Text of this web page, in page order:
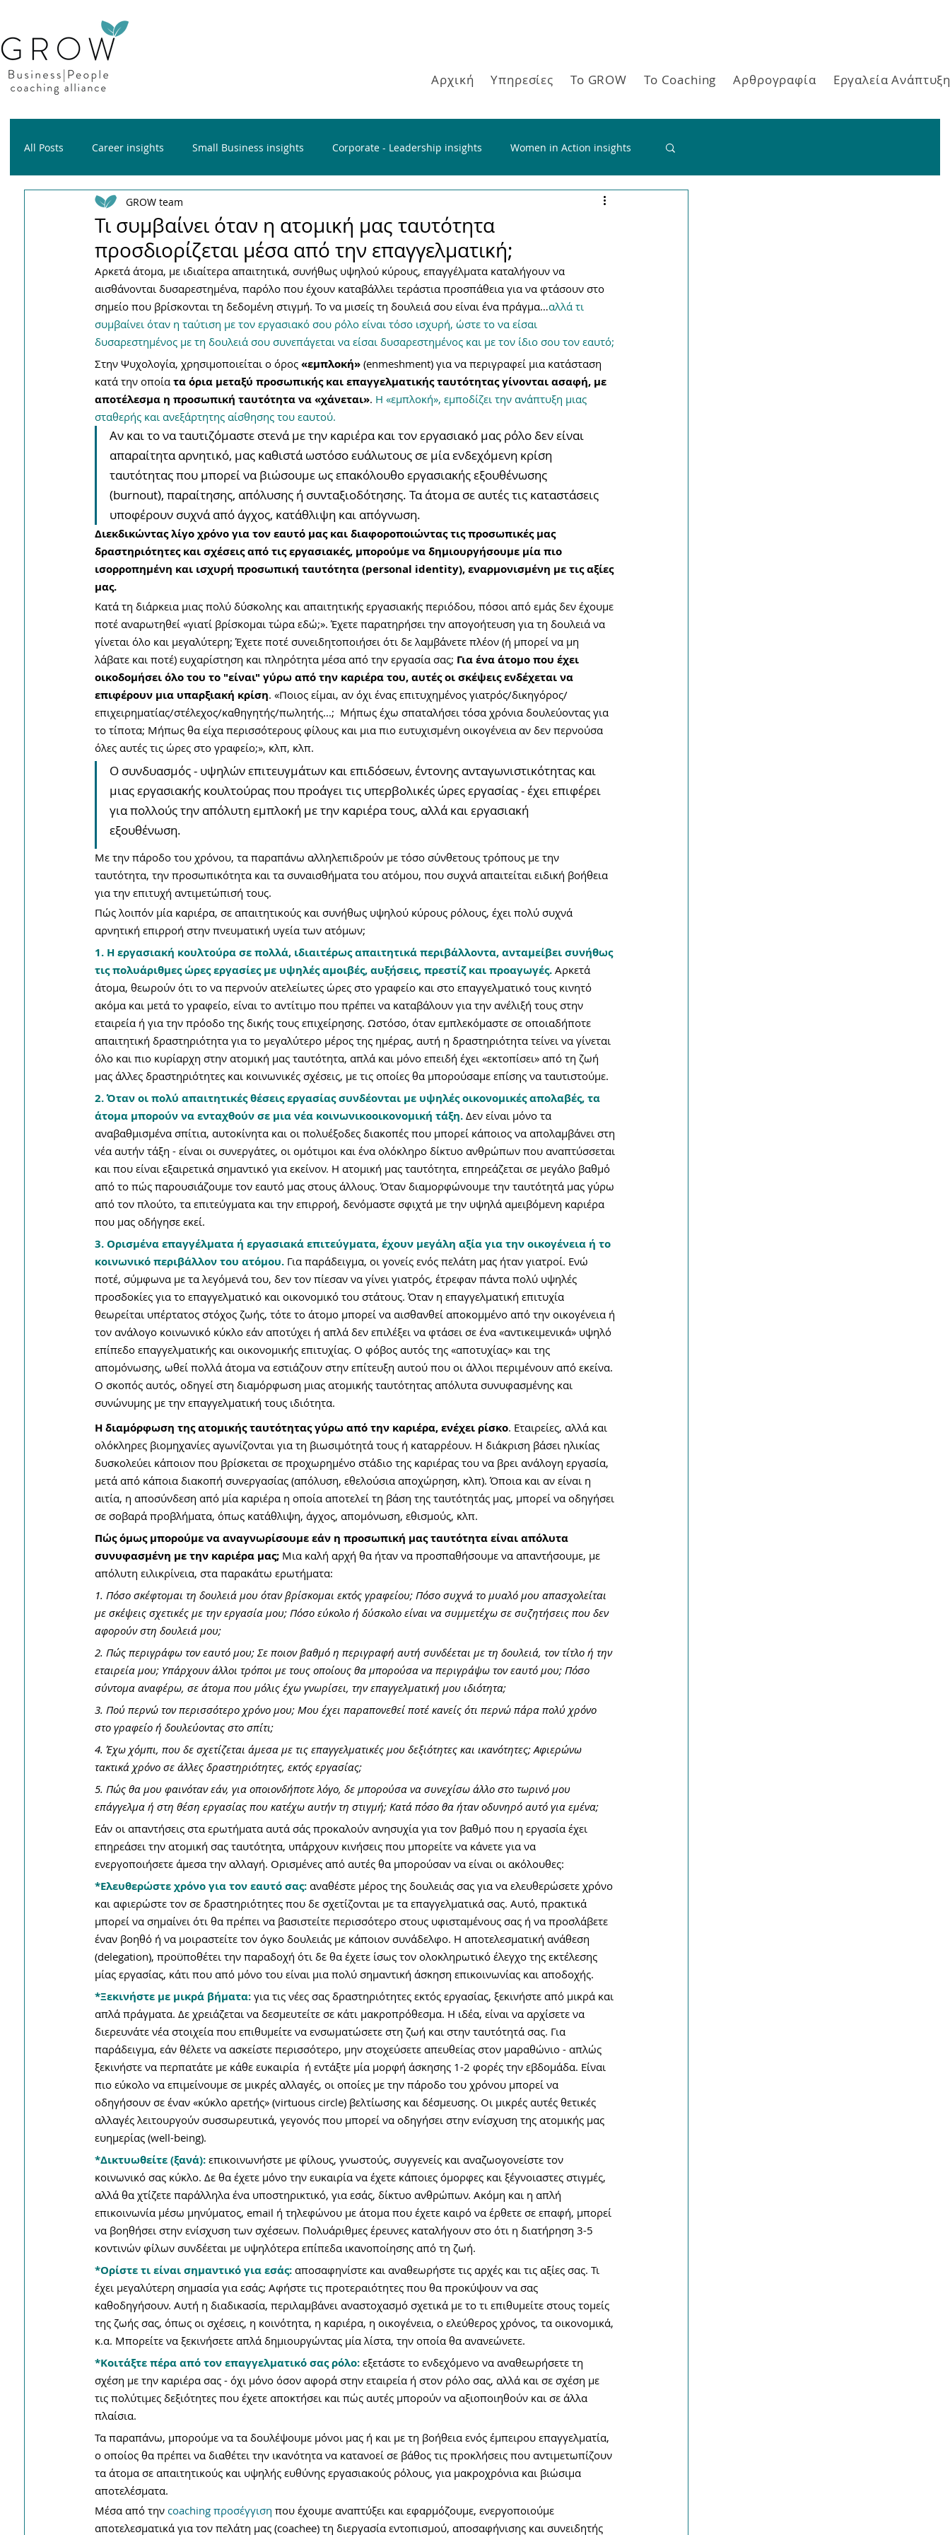
Αρχική Υπηρεσίες Το GROW Το Coaching Αρθρογραφία Εργαλεία
All Posts Career insights Small Business insights Corporate - Leadership insights Women in Action insights
Growth insights Wellness insights
Τι συμβαίνει όταν η ατομική μας ταυτότητα
προσδιορίζεται μέσα από την επαγγελματική;
GROW team
Αρκετά άτομα, με ιδιαίτερα απαιτητικά, συνήθως υψηλού κύρους, επαγγέλματα καταλήγουν να
αισθάνονται δυσαρεστημένα, παρόλο που έχουν καταβάλλει τεράστια προσπάθεια για να φτάσουν στο
σημείο που βρίσκονται τη δεδομένη στιγμή. Το να μισείς τη δουλειά σου είναι ένα πράγμα…αλλά τι
συμβαίνει όταν η ταύτιση με τον εργασιακό σου ρόλο είναι τόσο ισχυρή, ώστε το να είσαι
δυσαρεστημένος με τη δουλειά σου συνεπάγεται να είσαι δυσαρεστημένος και με τον ίδιο σου τον εαυτό;
Στην Ψυχολογία, χρησιμοποιείται ο όρος «εμπλοκή» (enmeshment) για να περιγραφεί μια κατάσταση
κατά την οποία τα όρια μεταξύ προσωπικής και επαγγελματικής ταυτότητας γίνονται ασαφή, με
αποτέλεσμα η προσωπική ταυτότητα να «χάνεται». Η «εμπλοκή», εμποδίζει την ανάπτυξη μιας
σταθερής και ανεξάρτητης αίσθησης του εαυτού.
Αν και το να ταυτιζόμαστε στενά με την καριέρα και τον εργασιακό μας ρόλο δεν είναι
απαραίτητα αρνητικό, μας καθιστά ωστόσο ευάλωτους σε μία ενδεχόμενη κρίση
ταυτότητας που μπορεί να βιώσουμε ως επακόλουθο εργασιακής εξουθένωσης
(burnout), παραίτησης, απόλυσης ή συνταξιοδότησης. Τα άτομα σε αυτές τις καταστάσεις
υποφέρουν συχνά από άγχος, κατάθλιψη και απόγνωση.
Διεκδικώντας λίγο χρόνο για τον εαυτό μας και διαφοροποιώντας τις προσωπικές μας
δραστηριότητες και σχέσεις από τις εργασιακές, μπορούμε να δημιουργήσουμε μία πιο
ισορροπημένη και ισχυρή προσωπική ταυτότητα (personal identity), εναρμονισμένη με τις αξίες
μας.
Κατά τη διάρκεια μιας πολύ δύσκολης και απαιτητικής εργασιακής περιόδου, πόσοι από εμάς δεν έχουμε
ποτέ αναρωτηθεί «γιατί βρίσκομαι τώρα εδώ;». Έχετε παρατηρήσει την απογοήτευση για τη δουλειά να
γίνεται όλο και μεγαλύτερη; Έχετε ποτέ συνειδητοποιήσει ότι δε λαμβάνετε πλέον (ή μπορεί να μη
λάβατε και ποτέ) ευχαρίστηση και πληρότητα μέσα από την εργασία σας; Για ένα άτομο που έχει
οικοδομήσει όλο του το "είναι" γύρω από την καριέρα του, αυτές οι σκέψεις ενδέχεται να
επιφέρουν μια υπαρξιακή κρίση. «Ποιος είμαι, αν όχι ένας επιτυχημένος γιατρός/δικηγόρος/
επιχειρηματίας/στέλεχος/καθηγητής/πωλητής...;  Μήπως έχω σπαταλήσει τόσα χρόνια δουλεύοντας για
το τίποτα; Μήπως θα είχα περισσότερους φίλους και μια πιο ευτυχισμένη οικογένεια αν δεν περνούσα
όλες αυτές τις ώρες στο γραφείο;», κλπ, κλπ.
Ο συνδυασμός - υψηλών επιτευγμάτων και επιδόσεων, έντονης ανταγωνιστικότητας και
μιας εργασιακής κουλτούρας που προάγει τις υπερβολικές ώρες εργασίας - έχει επιφέρει
για πολλούς την απόλυτη εμπλοκή με την καριέρα τους, αλλά και εργασιακή
εξουθένωση.
Με την πάροδο του χρόνου, τα παραπάνω αλληλεπιδρούν με τόσο σύνθετους τρόπους με την
ταυτότητα, την προσωπικότητα και τα συναισθήματα του ατόμου, που συχνά απαιτείται ειδική βοήθεια
για την επιτυχή αντιμετώπισή τους.
Πώς λοιπόν μία καριέρα, σε απαιτητικούς και συνήθως υψηλού κύρους ρόλους, έχει πολύ συχνά
αρνητική επιρροή στην πνευματική υγεία των ατόμων;
1. Η εργασιακή κουλτούρα σε πολλά, ιδιαιτέρως απαιτητικά περιβάλλοντα, ανταμείβει συνήθως
τις πολυάριθμες ώρες εργασίες με υψηλές αμοιβές, αυξήσεις, πρεστίζ και προαγωγές. Αρκετά
άτομα, θεωρούν ότι το να περνούν ατελείωτες ώρες στο γραφείο και στο επαγγελματικό τους κινητό
ακόμα και μετά το γραφείο, είναι το αντίτιμο που πρέπει να καταβάλουν για την ανέλιξή τους στην
εταιρεία ή για την πρόοδο της δικής τους επιχείρησης. Ωστόσο, όταν εμπλεκόμαστε σε οποιαδήποτε
απαιτητική δραστηριότητα για το μεγαλύτερο μέρος της ημέρας, αυτή η δραστηριότητα τείνει να γίνεται
όλο και πιο κυρίαρχη στην ατομική μας ταυτότητα, απλά και μόνο επειδή έχει «εκτοπίσει» από τη ζωή
μας άλλες δραστηριότητες και κοινωνικές σχέσεις, με τις οποίες θα μπορούσαμε επίσης να ταυτιστούμε.
2. Όταν οι πολύ απαιτητικές θέσεις εργασίας συνδέονται με υψηλές οικονομικές απολαβές, τα
άτομα μπορούν να ενταχθούν σε μια νέα κοινωνικοοικονομική τάξη. Δεν είναι μόνο τα
αναβαθμισμένα σπίτια, αυτοκίνητα και οι πολυέξοδες διακοπές που μπορεί κάποιος να απολαμβάνει στη
νέα αυτήν τάξη - είναι οι συνεργάτες, οι ομότιμοι και ένα ολόκληρο δίκτυο ανθρώπων που αναπτύσσεται
και που είναι εξαιρετικά σημαντικό για εκείνον. Η ατομική μας ταυτότητα, επηρεάζεται σε μεγάλο βαθμό
από το πώς παρουσιάζουμε τον εαυτό μας στους άλλους. Όταν διαμορφώνουμε την ταυτότητά μας γύρω
από τον πλούτο, τα επιτεύγματα και την επιρροή, δενόμαστε σφιχτά με την υψηλά αμειβόμενη καριέρα
που μας οδήγησε εκεί.
3. Ορισμένα επαγγέλματα ή εργασιακά επιτεύγματα, έχουν μεγάλη αξία για την οικογένεια ή το
κοινωνικό περιβάλλον του ατόμου. Για παράδειγμα, οι γονείς ενός πελάτη μας ήταν γιατροί. Ενώ
ποτέ, σύμφωνα με τα λεγόμενά του, δεν τον πίεσαν να γίνει γιατρός, έτρεφαν πάντα πολύ υψηλές
προσδοκίες για το επαγγελματικό και οικονομικό του στάτους. Όταν η επαγγελματική επιτυχία
θεωρείται υπέρτατος στόχος ζωής, τότε το άτομο μπορεί να αισθανθεί αποκομμένο από την οικογένεια ή
τον ανάλογο κοινωνικό κύκλο εάν αποτύχει ή απλά δεν επιλέξει να φτάσει σε ένα «αντικειμενικά» υψηλό
επίπεδο επαγγελματικής και οικονομικής επιτυχίας. Ο φόβος αυτός της «αποτυχίας» και της
απομόνωσης, ωθεί πολλά άτομα να εστιάζουν στην επίτευξη αυτού που οι άλλοι περιμένουν από εκείνα.
Ο σκοπός αυτός, οδηγεί στη διαμόρφωση μιας ατομικής ταυτότητας απόλυτα συνυφασμένης και
συνώνυμης με την επαγγελματική τους ιδιότητα.
Η διαμόρφωση της ατομικής ταυτότητας γύρω από την καριέρα, ενέχει ρίσκο. Εταιρείες, αλλά και
ολόκληρες βιομηχανίες αγωνίζονται για τη βιωσιμότητά τους ή καταρρέουν. Η διάκριση βάσει ηλικίας
δυσκολεύει κάποιον που βρίσκεται σε προχωρημένο στάδιο της καριέρας του να βρει ανάλογη εργασία,
μετά από κάποια διακοπή συνεργασίας (απόλυση, εθελούσια αποχώρηση, κλπ). Όποια και αν είναι η
αιτία, η αποσύνδεση από μία καριέρα η οποία αποτελεί τη βάση της ταυτότητάς μας, μπορεί να οδηγήσει
σε σοβαρά προβλήματα, όπως κατάθλιψη, άγχος, απομόνωση, εθισμούς, κλπ.
Πώς όμως μπορούμε να αναγνωρίσουμε εάν η προσωπική μας ταυτότητα είναι απόλυτα
συνυφασμένη με την καριέρα μας; Μια καλή αρχή θα ήταν να προσπαθήσουμε να απαντήσουμε, με
απόλυτη ειλικρίνεια, στα παρακάτω ερωτήματα:
1. Πόσο σκέφτομαι τη δουλειά μου όταν βρίσκομαι εκτός γραφείου; Πόσο συχνά το μυαλό μου απασχολείται
με σκέψεις σχετικές με την εργασία μου; Πόσο εύκολο ή δύσκολο είναι να συμμετέχω σε συζητήσεις που δεν
αφορούν στη δουλειά μου;
2. Πώς περιγράφω τον εαυτό μου; Σε ποιον βαθμό η περιγραφή αυτή συνδέεται με τη δουλειά, τον τίτλο ή την
εταιρεία μου; Υπάρχουν άλλοι τρόποι με τους οποίους θα μπορούσα να περιγράψω τον εαυτό μου; Πόσο
σύντομα αναφέρω, σε άτομα που μόλις έχω γνωρίσει, την επαγγελματική μου ιδιότητα;
3. Πού περνώ τον περισσότερο χρόνο μου; Μου έχει παραπονεθεί ποτέ κανείς ότι περνώ πάρα πολύ χρόνο
στο γραφείο ή δουλεύοντας στο σπίτι;
4. Έχω χόμπι, που δε σχετίζεται άμεσα με τις επαγγελματικές μου δεξιότητες και ικανότητες; Αφιερώνω
τακτικά χρόνο σε άλλες δραστηριότητες, εκτός εργασίας;
5. Πώς θα μου φαινόταν εάν, για οποιονδήποτε λόγο, δε μπορούσα να συνεχίσω άλλο στο τωρινό μου
επάγγελμα ή στη θέση εργασίας που κατέχω αυτήν τη στιγμή; Κατά πόσο θα ήταν οδυνηρό αυτό για εμένα;
Εάν οι απαντήσεις στα ερωτήματα αυτά σάς προκαλούν ανησυχία για τον βαθμό που η εργασία έχει
επηρεάσει την ατομική σας ταυτότητα, υπάρχουν κινήσεις που μπορείτε να κάνετε για να
ενεργοποιήσετε άμεσα την αλλαγή. Ορισμένες από αυτές θα μπορούσαν να είναι οι ακόλουθες:
*Ελευθερώστε χρόνο για τον εαυτό σας: αναθέστε μέρος της δουλειάς σας για να ελευθερώσετε χρόνο
και αφιερώστε τον σε δραστηριότητες που δε σχετίζονται με τα επαγγελματικά σας. Αυτό, πρακτικά
μπορεί να σημαίνει ότι θα πρέπει να βασιστείτε περισσότερο στους υφισταμένους σας ή να προσλάβετε
έναν βοηθό ή να μοιραστείτε τον όγκο δουλειάς με κάποιον συνάδελφο. Η αποτελεσματική ανάθεση
(delegation), προϋποθέτει την παραδοχή ότι δε θα έχετε ίσως τον ολοκληρωτικό έλεγχο της εκτέλεσης
μίας εργασίας, κάτι που από μόνο του είναι μια πολύ σημαντική άσκηση επικοινωνίας και αποδοχής.
*Ξεκινήστε με μικρά βήματα: για τις νέες σας δραστηριότητες εκτός εργασίας, ξεκινήστε από μικρά και
απλά πράγματα. Δε χρειάζεται να δεσμευτείτε σε κάτι μακροπρόθεσμα. Η ιδέα, είναι να αρχίσετε να
διερευνάτε νέα στοιχεία που επιθυμείτε να ενσωματώσετε στη ζωή και στην ταυτότητά σας. Για
παράδειγμα, εάν θέλετε να ασκείστε περισσότερο, μην στοχεύσετε απευθείας στον μαραθώνιο - απλώς
ξεκινήστε να περπατάτε με κάθε ευκαιρία  ή εντάξτε μία μορφή άσκησης 1-2 φορές την εβδομάδα. Είναι
πιο εύκολο να επιμείνουμε σε μικρές αλλαγές, οι οποίες με την πάροδο του χρόνου μπορεί να
οδηγήσουν σε έναν «κύκλο αρετής» (virtuous circle) βελτίωσης και δέσμευσης. Οι μικρές αυτές θετικές
αλλαγές λειτουργούν συσσωρευτικά, γεγονός που μπορεί να οδηγήσει στην ενίσχυση της ατομικής μας
ευημερίας (well-being).
*Δικτυωθείτε (ξανά): επικοινωνήστε με φίλους, γνωστούς, συγγενείς και αναζωογονείστε τον
κοινωνικό σας κύκλο. Δε θα έχετε μόνο την ευκαιρία να έχετε κάποιες όμορφες και ξέγνοιαστες στιγμές,
αλλά θα χτίζετε παράλληλα ένα υποστηρικτικό, για εσάς, δίκτυο ανθρώπων. Ακόμη και η απλή
επικοινωνία μέσω μηνύματος, email ή τηλεφώνου με άτομα που έχετε καιρό να έρθετε σε επαφή, μπορεί
να βοηθήσει στην ενίσχυση των σχέσεων. Πολυάριθμες έρευνες καταλήγουν στο ότι η διατήρηση 3-5
κοντινών φίλων συνδέεται με υψηλότερα επίπεδα ικανοποίησης από τη ζωή.
*Ορίστε τι είναι σημαντικό για εσάς: αποσαφηνίστε και αναθεωρήστε τις αρχές και τις αξίες σας. Τι
έχει μεγαλύτερη σημασία για εσάς; Αφήστε τις προτεραιότητες που θα προκύψουν να σας
καθοδηγήσουν. Αυτή η διαδικασία, περιλαμβάνει αναστοχασμό σχετικά με το τι επιθυμείτε στους τομείς
της ζωής σας, όπως οι σχέσεις, η κοινότητα, η καριέρα, η οικογένεια, ο ελεύθερος χρόνος, τα οικονομικά,
κ.α. Μπορείτε να ξεκινήσετε απλά δημιουργώντας μία λίστα, την οποία θα ανανεώνετε.
*Κοιτάξτε πέρα από τον επαγγελματικό σας ρόλο: εξετάστε το ενδεχόμενο να αναθεωρήσετε τη
σχέση με την καριέρα σας - όχι μόνο όσον αφορά στην εταιρεία ή στον ρόλο σας, αλλά και σε σχέση με
τις πολύτιμες δεξιότητες που έχετε αποκτήσει και πώς αυτές μπορούν να αξιοποιηθούν και σε άλλα
πλαίσια.
Τα παραπάνω, μπορούμε να τα δουλέψουμε μόνοι μας ή και με τη βοήθεια ενός έμπειρου επαγγελματία,
ο οποίος θα πρέπει να διαθέτει την ικανότητα να κατανοεί σε βάθος τις προκλήσεις που αντιμετωπίζουν
τα άτομα σε απαιτητικούς και υψηλής ευθύνης εργασιακούς ρόλους, για μακροχρόνια και βιώσιμα
αποτελέσματα.
Μέσα από την coaching προσέγγιση που έχουμε αναπτύξει και εφαρμόζουμε, ενεργοποιούμε
αποτελεσματικά για τον πελάτη μας (coachee) τη διεργασία εντοπισμού, αποσαφήνισης και συνειδητής